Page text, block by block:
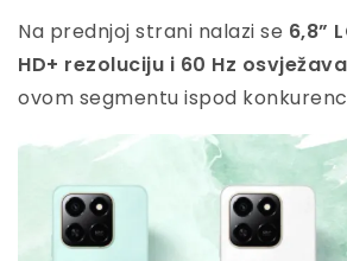
Na prednjoj strani nalazi se 6,8”
HD+ rezoluciju i 60 Hz
ovom segmentu ispod